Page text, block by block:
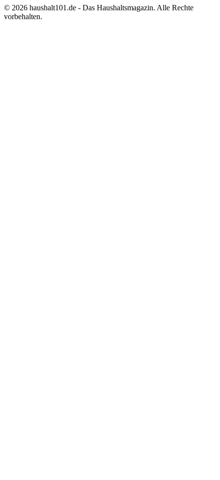
© 2026 haushalt101.de - Das Haushaltsmagazin. Alle Rechte
vorbehalten.